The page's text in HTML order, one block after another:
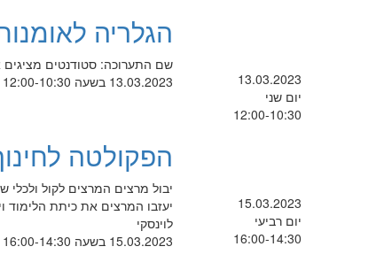
13.03.2023
יום שני
12:00-10:30
הגלריה
שם התערוכה: סטודנטים מציגים
13.03.2023 בשעה 12:00-10:30
15.03.2023
יום רביעי
16:00-14:30
הפקולטה
יבול מרצים המרצים לקול
יעזבו המרצים את כיתת הלימוד
לוינסקי
15.03.2023 בשעה 16:00-14:30